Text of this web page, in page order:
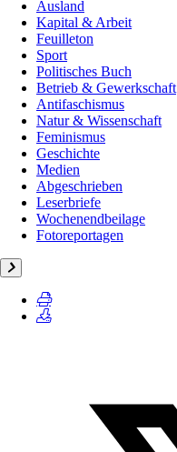
Ausland
Kapital & Arbeit
Feuilleton
Sport
Politisches Buch
Betrieb & Gewerkschaft
Antifaschismus
Natur & Wissenschaft
Feminismus
Geschichte
Medien
Abgeschrieben
Leserbriefe
Wochenendbeilage
Fotoreportagen